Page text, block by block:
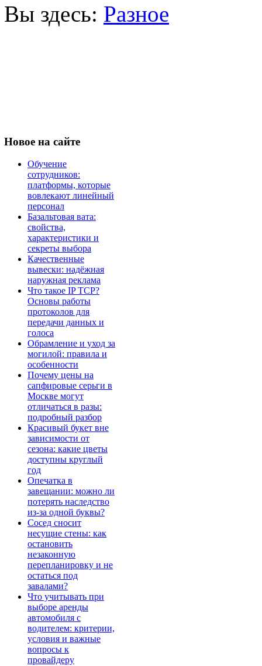
Вы здесь: Разное
Новое на сайте
Обучение
сотрудников:
платформы, которые
вовлекают линейный
персонал
Базальтовая вата:
свойства,
характеристики и
секреты выбора
Качественные
вывески: надёжная
наружная реклама
Что такое IP TCP?
Основы работы
протоколов для
передачи данных и
голоса
Обрамление и уход за
могилой: правила и
особенности
Почему цены на
сапфировые серьги в
Москве могут
отличаться в разы:
подробный разбор
Красивый букет вне
зависимости от
сезона: какие цветы
доступны круглый
год
Опечатка в
завещании: можно ли
потерять наследство
из-за одной буквы?
Сосед сносит
несущие стены: как
остановить
незаконную
перепланировку и не
остаться под
завалами?
Что учитывать при
выборе аренды
автомобиля с
водителем: критерии,
условия и важные
вопросы к
провайдеру